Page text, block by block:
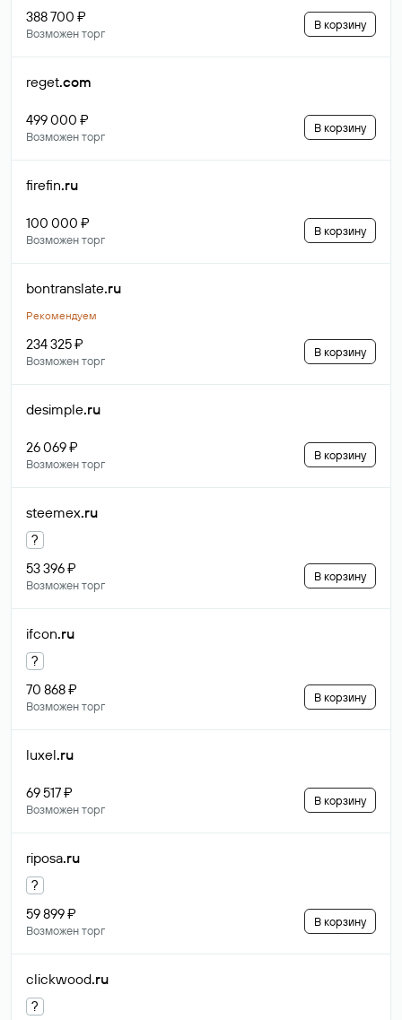
388 700 ₽
Возможен торг
В корзину
reget.com
499 000 ₽
Возможен торг
В корзину
firefin.ru
100 000 ₽
Возможен торг
В корзину
bontranslate.ru
Рекомендуем
234 325 ₽
Возможен торг
В корзину
desimple.ru
26 069 ₽
Возможен торг
В корзину
steemex.ru
?
53 396 ₽
Возможен торг
В корзину
ifcon.ru
?
70 868 ₽
Возможен торг
В корзину
luxel.ru
69 517 ₽
Возможен торг
В корзину
riposa.ru
?
59 899 ₽
Возможен торг
В корзину
clickwood.ru
?